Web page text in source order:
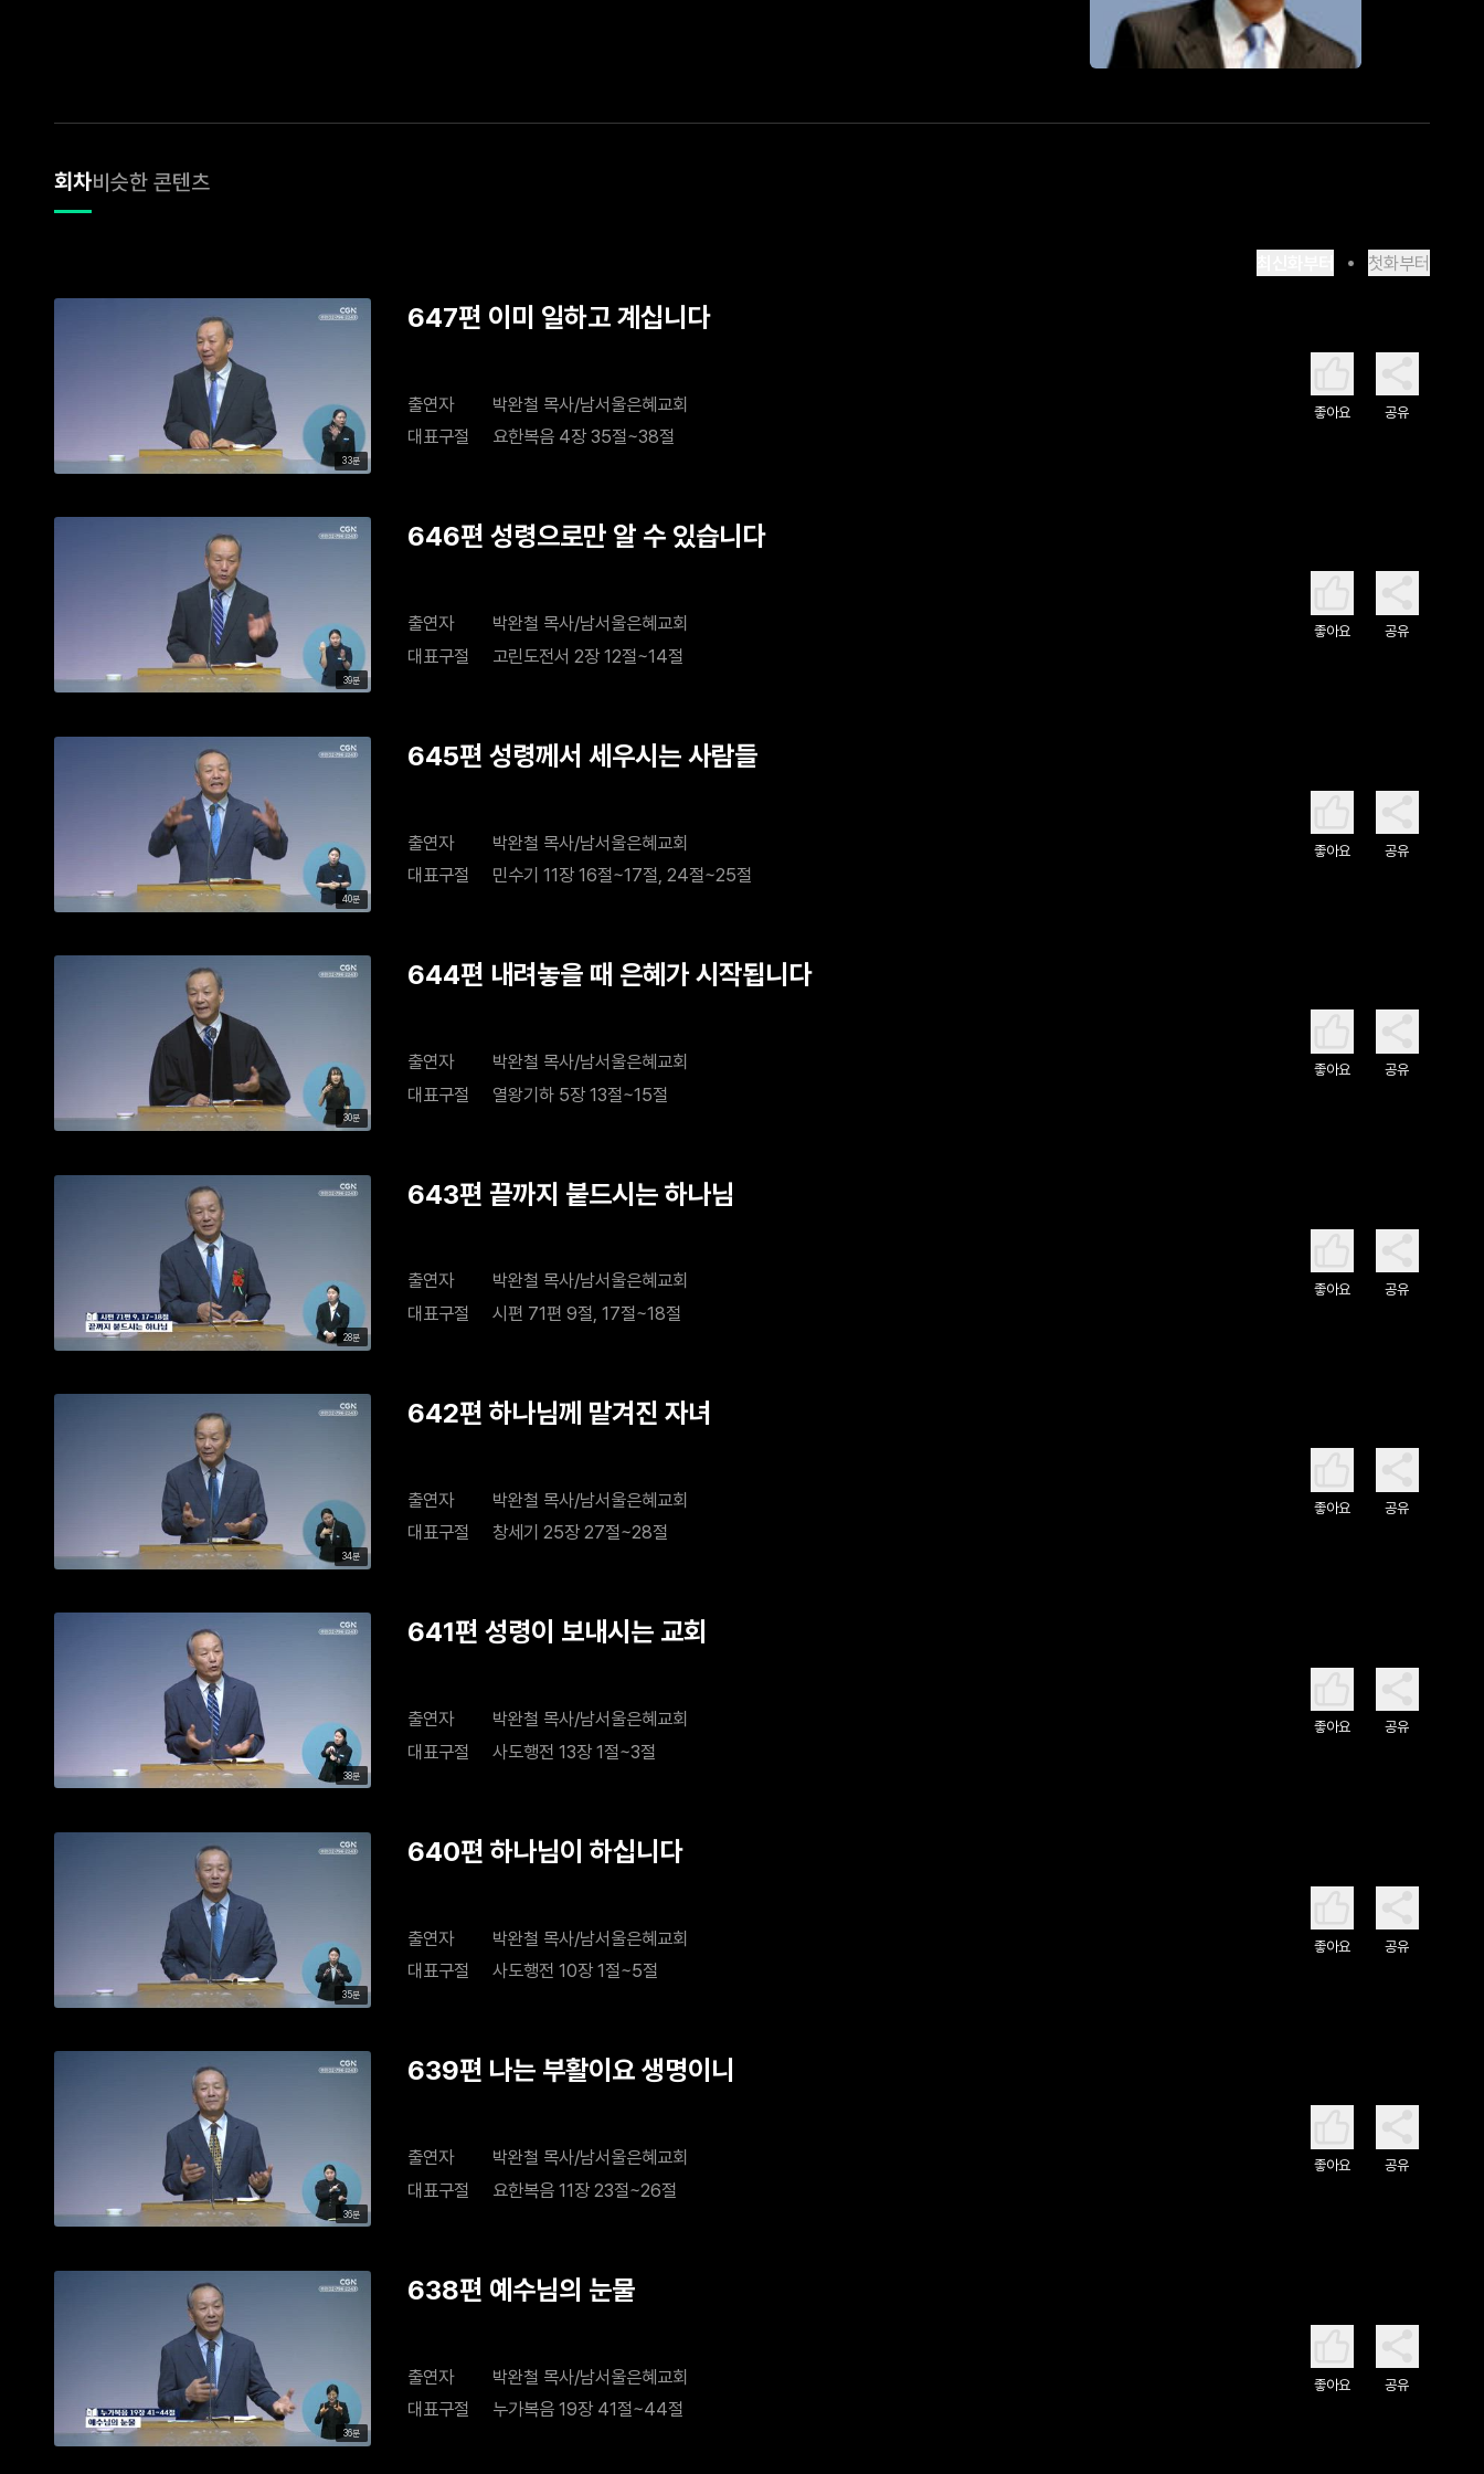
회차비슷한 콘텐츠
첫화부터
33분
647편 이미 일하고 계십니다
출연자
박완철 목사/남서울은혜교회
대표구절
요한복음 4장 35절~38절
좋아요 공유
39분
646편 성령으로만 알 수 있습니다
출연자
박완철 목사/남서울은혜교회
대표구절
고린도전서 2장 12절~14절
좋아요 공유
40분
645편 성령께서 세우시는 사람들
출연자
박완철 목사/남서울은혜교회
대표구절
민수기 11장 16절~17절, 24절~25절
좋아요 공유
30분
644편 내려놓을 때 은혜가 시작됩니다
출연자
박완철 목사/남서울은혜교회
대표구절
열왕기하 5장 13절~15절
좋아요 공유
28분
643편 끝까지 붙드시는 하나님
출연자
박완철 목사/남서울은혜교회
대표구절
시편 71편 9절, 17절~18절
좋아요 공유
34분
642편 하나님께 맡겨진 자녀
출연자
박완철 목사/남서울은혜교회
대표구절
창세기 25장 27절~28절
좋아요 공유
38분
641편 성령이 보내시는 교회
출연자
박완철 목사/남서울은혜교회
대표구절
사도행전 13장 1절~3절
좋아요 공유
35분
640편 하나님이 하십니다
출연자
박완철 목사/남서울은혜교회
대표구절
사도행전 10장 1절~5절
좋아요 공유
36분
639편 나는 부활이요 생명이니
출연자
박완철 목사/남서울은혜교회
대표구절
요한복음 11장 23절~26절
좋아요 공유
36분
638편 예수님의 눈물
출연자
박완철 목사/남서울은혜교회
대표구절
누가복음 19장 41절~44절
좋아요 공유